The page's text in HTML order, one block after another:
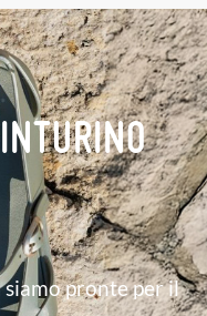
siamo pronte per il